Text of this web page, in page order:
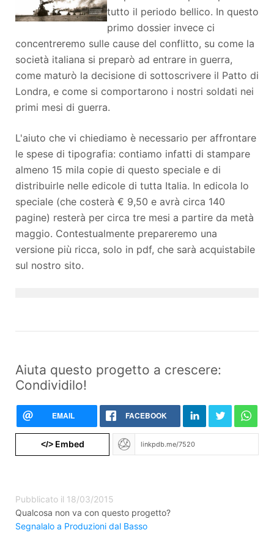
tutto il periodo bellico. In questo
primo dossier invece ci
concentreremo sulle cause del conflitto, su come la
società italiana si preparò ad entrare in guerra,
come maturò la decisione di sottoscrivere il Patto di
Londra, e come si comportarono i nostri soldati nei
primi mesi di guerra.
L'aiuto che vi chiediamo è necessario per affrontare
le spese di tipografia: contiamo infatti di stampare
almeno 15 mila copie di questo speciale e di
distribuirle nelle edicole di tutta Italia. In edicola lo
speciale (che costerà € 9,50 e avrà circa 140
pagine) resterà per circa tre mesi a partire da metà
maggio. Contestualmente prepareremo una
versione più ricca, solo in pdf, che sarà acquistabile
sul nostro sito.
Aiuta questo progetto a crescere:
Condividilo!
EMAIL FACEBOOK
</>Embed
Pubblicato il 18/03/2015
Qualcosa non va con questo progetto?
Segnalalo a Produzioni dal Basso